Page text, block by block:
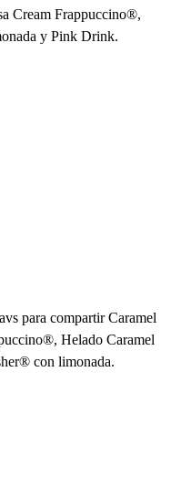
Cream Frappuccino®,
y Pink Drink.
para compartir Caramel
Helado Caramel
con limonada.